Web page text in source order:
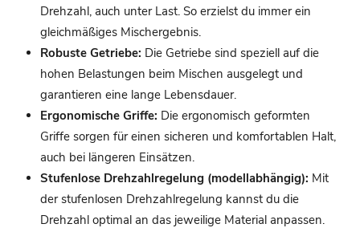
Drehzahl, auch unter Last. So erzielst du immer ein
gleichmäßiges Mischergebnis.
Robuste Getriebe: Die Getriebe sind speziell auf die
hohen Belastungen beim Mischen ausgelegt und
garantieren eine lange Lebensdauer.
Ergonomische Griffe: Die ergonomisch geformten
Griffe sorgen für einen sicheren und komfortablen Halt,
auch bei längeren Einsätzen.
Stufenlose Drehzahlregelung (modellabhängig): Mit
der stufenlosen Drehzahlregelung kannst du die
Drehzahl optimal an das jeweilige Material anpassen.